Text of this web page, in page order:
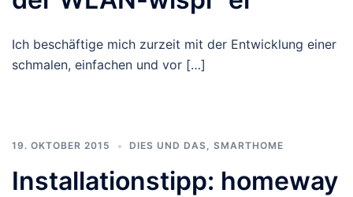
Ich beschäftige mich zurzeit mit der Entwicklung einer
schmalen, einfachen und vor […]
19. OKTOBER 2015 DIES UND DAS SMARTHOME
Installationstipp: homeway